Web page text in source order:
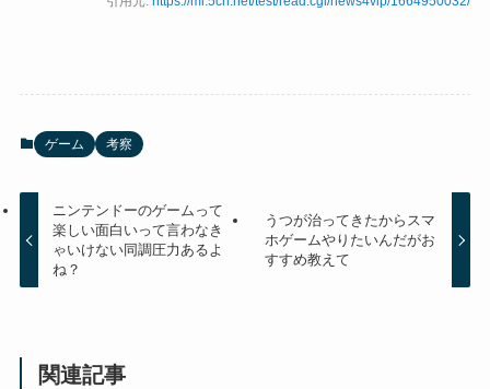
ゲーム 考察
ニンテンドーのゲームって
楽しい面白いって言わなき
ゃいけない同調圧力あるよ
ね？
うつが治ってきたからスマ
ホゲームやりたいんだがお
すすめ教えて
関連記事